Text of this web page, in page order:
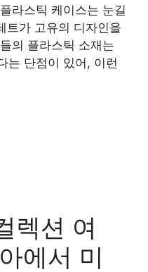
라스틱 케이스는 눈길
트가 고유의 디자인을
의 플라스틱 소재는
는 단점이 있어, 이런
렉션 여
에서 미